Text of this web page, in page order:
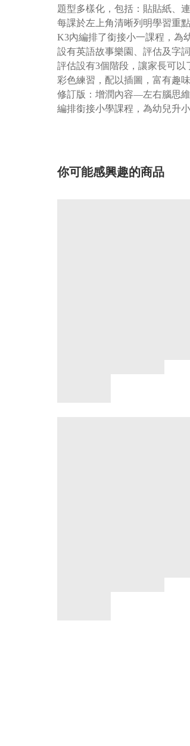
題型多樣化，包括：貼貼紙、
每課於左上角清晰列明學習重
K3內編排了銜接小一課程，為
設有英語故事樂園、評估及字
評估設有3個階段，讓家長可以
彩色練習，配以插圖，富有趣
修訂版：增潤內容—左右腦思
編排銜接小學課程，為幼兒升
你可能感興趣的商品